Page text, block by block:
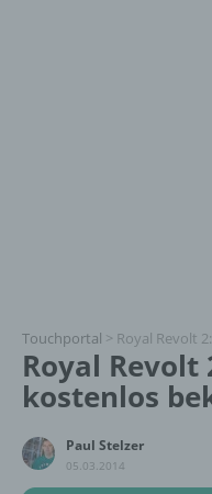
Touchportal > Royal Revolt
Royal Revolt
kostenlos
Paul Stelzer
05.03.2014